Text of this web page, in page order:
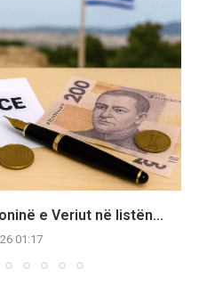
e Veriut në listën...
01:17